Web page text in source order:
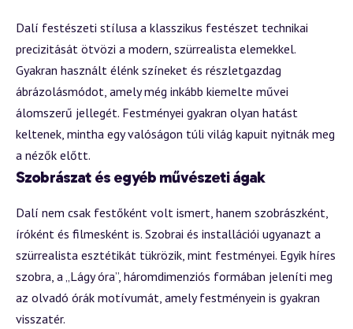
Dalí festészeti stílusa a klasszikus festészet technikai
precizitását ötvözi a modern, szürrealista elemekkel.
Gyakran használt élénk színeket és részletgazdag
ábrázolásmódot, amely még inkább kiemelte művei
álomszerű jellegét. Festményei gyakran olyan hatást
keltenek, mintha egy valóságon túli világ kapuit nyitnák meg
a nézők előtt.
Szobrászat és egyéb művészeti ágak
Dalí nem csak festőként volt ismert, hanem szobrászként,
íróként és filmesként is. Szobrai és installációi ugyanazt a
szürrealista esztétikát tükrözik, mint festményei. Egyik híres
szobra, a „Lágy óra”, háromdimenziós formában jeleníti meg
az olvadó órák motívumát, amely festményein is gyakran
visszatér.